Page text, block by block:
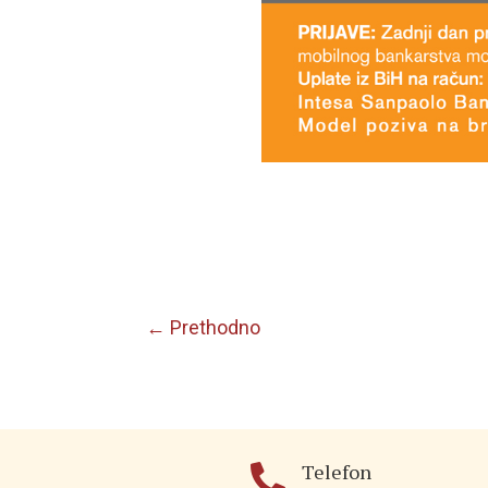
← Prethodno
 Telefon